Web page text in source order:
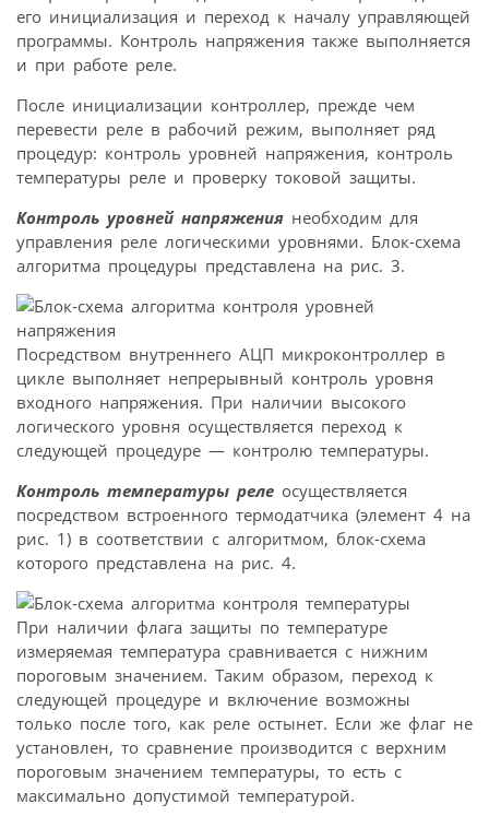
его инициализация и переход к началу управляющей
программы. Контроль напряжения также выполняется
и при работе реле.
После инициализации контроллер, прежде чем
перевести реле в рабочий режим, выполняет ряд
процедур: контроль уровней напряжения, контроль
температуры реле и проверку токовой защиты.
Контроль уровней напряжения необходим для
управления реле логическими уровнями. Блок-схема
алгоритма процедуры представлена на рис. 3.
Посредством внутреннего АЦП микроконтроллер в
цикле выполняет непрерывный контроль уровня
входного напряжения. При наличии высокого
логического уровня осуществляется переход к
следующей процедуре — контролю температуры.
Контроль температуры реле осуществляется
посредством встроенного термодатчика (элемент 4 на
рис. 1) в соответствии с алгоритмом, блок-схема
которого представлена на рис. 4.
При наличии флага защиты по температуре
измеряемая температура сравнивается с нижним
пороговым значением. Таким образом, переход к
следующей процедуре и включение возможны
только после того, как реле остынет. Если же флаг не
установлен, то сравнение производится с верхним
пороговым значением температуры, то есть с
максимально допустимой температурой.